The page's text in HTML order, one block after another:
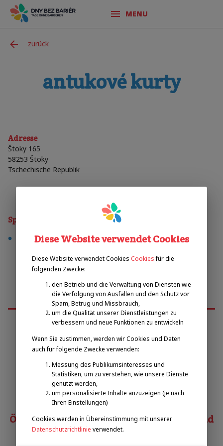
MENU
zurück
antukové kurty
Adresse
Štoky 165
58253 Štoky
Tschechische Republik
Sporty
tennis
Emilova sportovní, z.s.
Pavel Zbožínek
zbozinek@emilova-sportovni.cz
+420 602 720 518
Österreichischer Behindertensportverband
Diese Website verwendet Cookies
Diese Website verwendet Cookies Cookies für die
folgenden Zwecke:
den Betrieb und die Verwaltung von Diensten wie
die Verfolgung von Ausfällen und den Schutz vor
Spam, Betrug und Missbrauch,
um die Qualität unserer Dienstleistungen zu
verbessern und neue Funktionen zu entwickeln
Wenn Sie zustimmen, werden wir Cookies und Daten
auch für folgende Zwecke verwenden:
Messung des Publikumsinteresses und
Statistiken, um zu verstehen, wie unsere Dienste
genutzt werden,
um personalisierte Inhalte anzuzeigen (je nach
Ihren Einstellungen)
Cookies werden in Übereinstimmung mit unserer
Datenschutzrichtlinie verwendet.